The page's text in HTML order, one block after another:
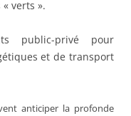
verts ».
public-privé pour
et de transport
anticiper la profonde